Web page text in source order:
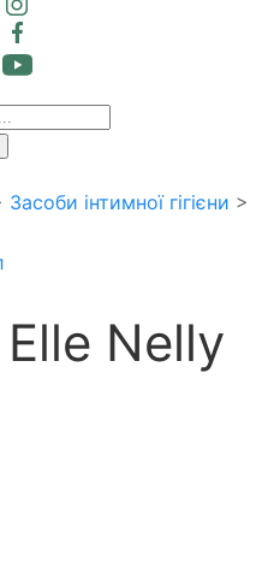
Засоби інтимної гігієни >
Nelly